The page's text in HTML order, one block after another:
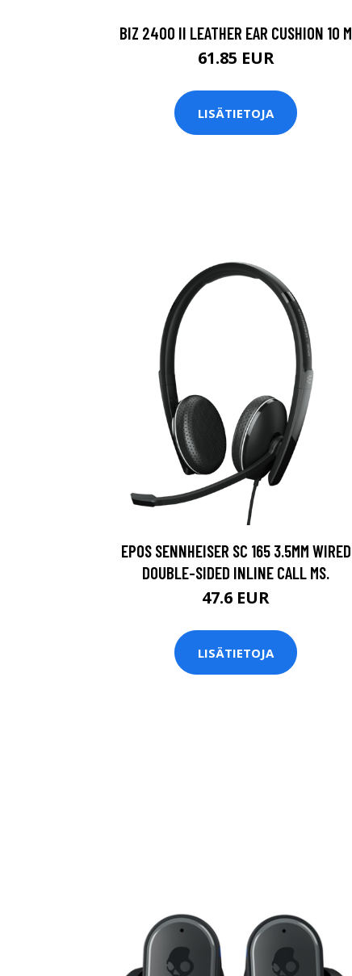
BIZ 2400 II LEATHER EAR CUSHION 10 M
61.85 EUR
LISÄTIETOJA
EPOS SENNHEISER SC 165 3.5MM WIRED
DOUBLE-SIDED INLINE CALL MS.
47.6 EUR
LISÄTIETOJA